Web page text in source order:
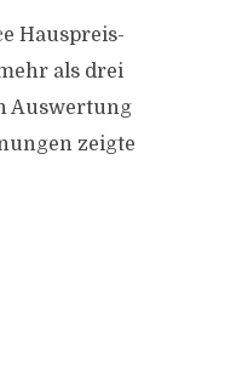
Hauspreis-
als drei
Auswertung
zeigte